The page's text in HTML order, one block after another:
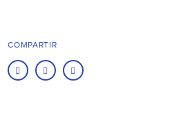
COMPARTIR